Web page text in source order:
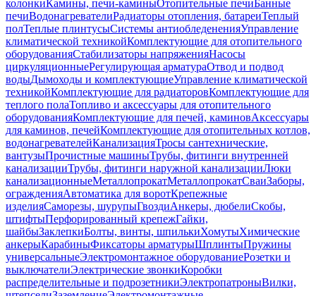
колонкиКамины, печи-каминыОтопительные печиБанные
печиВодонагревателиРадиаторы отопления, батареиТеплый
полТеплые плинтусыСистемы антиобледененияУправление
климатической техникойКомплектующие для отопительного
оборудованияСтабилизаторы напряженияНасосы
циркуляционныеРегулирующая арматураОтвод и подвод
водыДымоходы и комплектующиеУправление климатической
техникойКомплектующие для радиаторовКомплектующие для
теплого полаТопливо и аксессуары для отопительного
оборудованияКомплектующие для печей, каминовАксессуары
для каминов, печейКомплектующие для отопительных котлов,
водонагревателейКанализацияТросы сантехнические,
вантузыПрочистные машиныТрубы, фитинги внутренней
канализацииТрубы, фитинги наружной канализацииЛюки
канализационныеМеталлопрокатМеталлопрокатСваиЗаборы,
огражденияАвтоматика для воротКрепежные
изделияСаморезы, шурупыГвоздиАнкеры, дюбелиСкобы,
штифтыПерфорированный крепежГайки,
шайбыЗаклепкиБолты, винты, шпилькиХомутыХимические
анкерыКарабиныФиксаторы арматурыШплинтыПружины
универсальныеЭлектромонтажное оборудованиеРозетки и
выключателиЭлектрические звонкиКоробки
распределительные и подрозетникиЭлектропатроныВилки,